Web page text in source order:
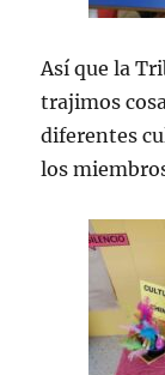
Así que la
trajimos
diferentes
los